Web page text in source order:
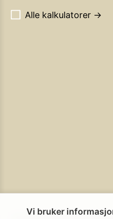
Alle kalkulatorer →
PersonvernBrukerbetingelser
Vi bruker